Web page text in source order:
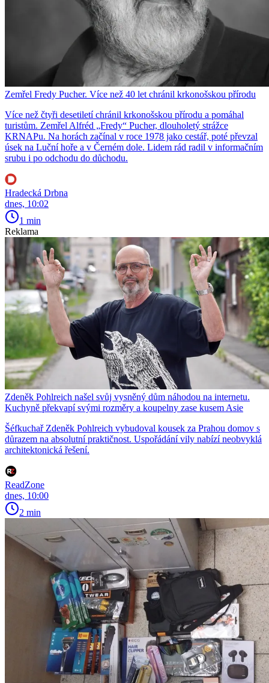
Zemřel Fredy Pucher. Více než 40 let chránil krkonošskou přírodu
Více než čtyři desetiletí chránil krkonošskou přírodu a pomáhal
turistům. Zemřel Alfréd „Fredy“ Pucher, dlouholetý strážce
KRNAPu. Na horách začínal v roce 1978 jako cestář, poté převzal
úsek na Luční hoře a v Černém dole. Lidem rád radil v informačním
srubu i po odchodu do důchodu.
Hradecká Drbna
dnes, 10:02
1 min
Reklama
Zdeněk Pohlreich našel svůj vysněný dům náhodou na internetu.
Kuchyně překvapí svými rozměry a koupelny zase kusem Asie
Šéfkuchař Zdeněk Pohlreich vybudoval kousek za Prahou domov s
důrazem na absolutní praktičnost. Uspořádání vily nabízí neobvyklá
architektonická řešení.
ReadZone
dnes, 10:00
2 min